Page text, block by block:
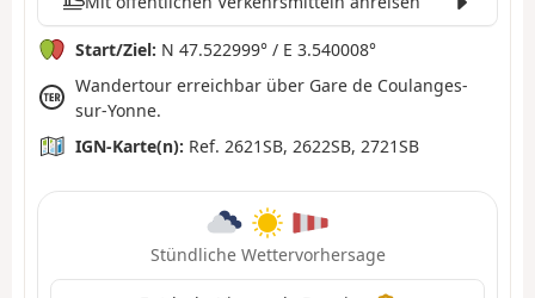
Start/Ziel: N 47.522999° / E 3.540008°
Wandertour erreichbar über Gare de Coulanges-
sur-Yonne.
IGN-Karte(n): Ref. 2621SB, 2622SB, 2721SB
Stündliche Wettervorhersage